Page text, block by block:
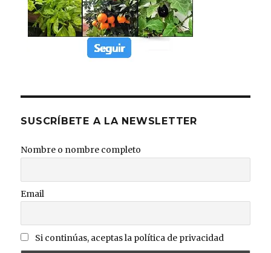
SUSCRÍBETE A LA NEWSLETTER
Nombre o nombre completo
Email
Si continúas, aceptas la política de privacidad